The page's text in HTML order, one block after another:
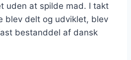
uden at spilde mad. I takt
blev delt og udviklet, blev
bestanddel af dansk